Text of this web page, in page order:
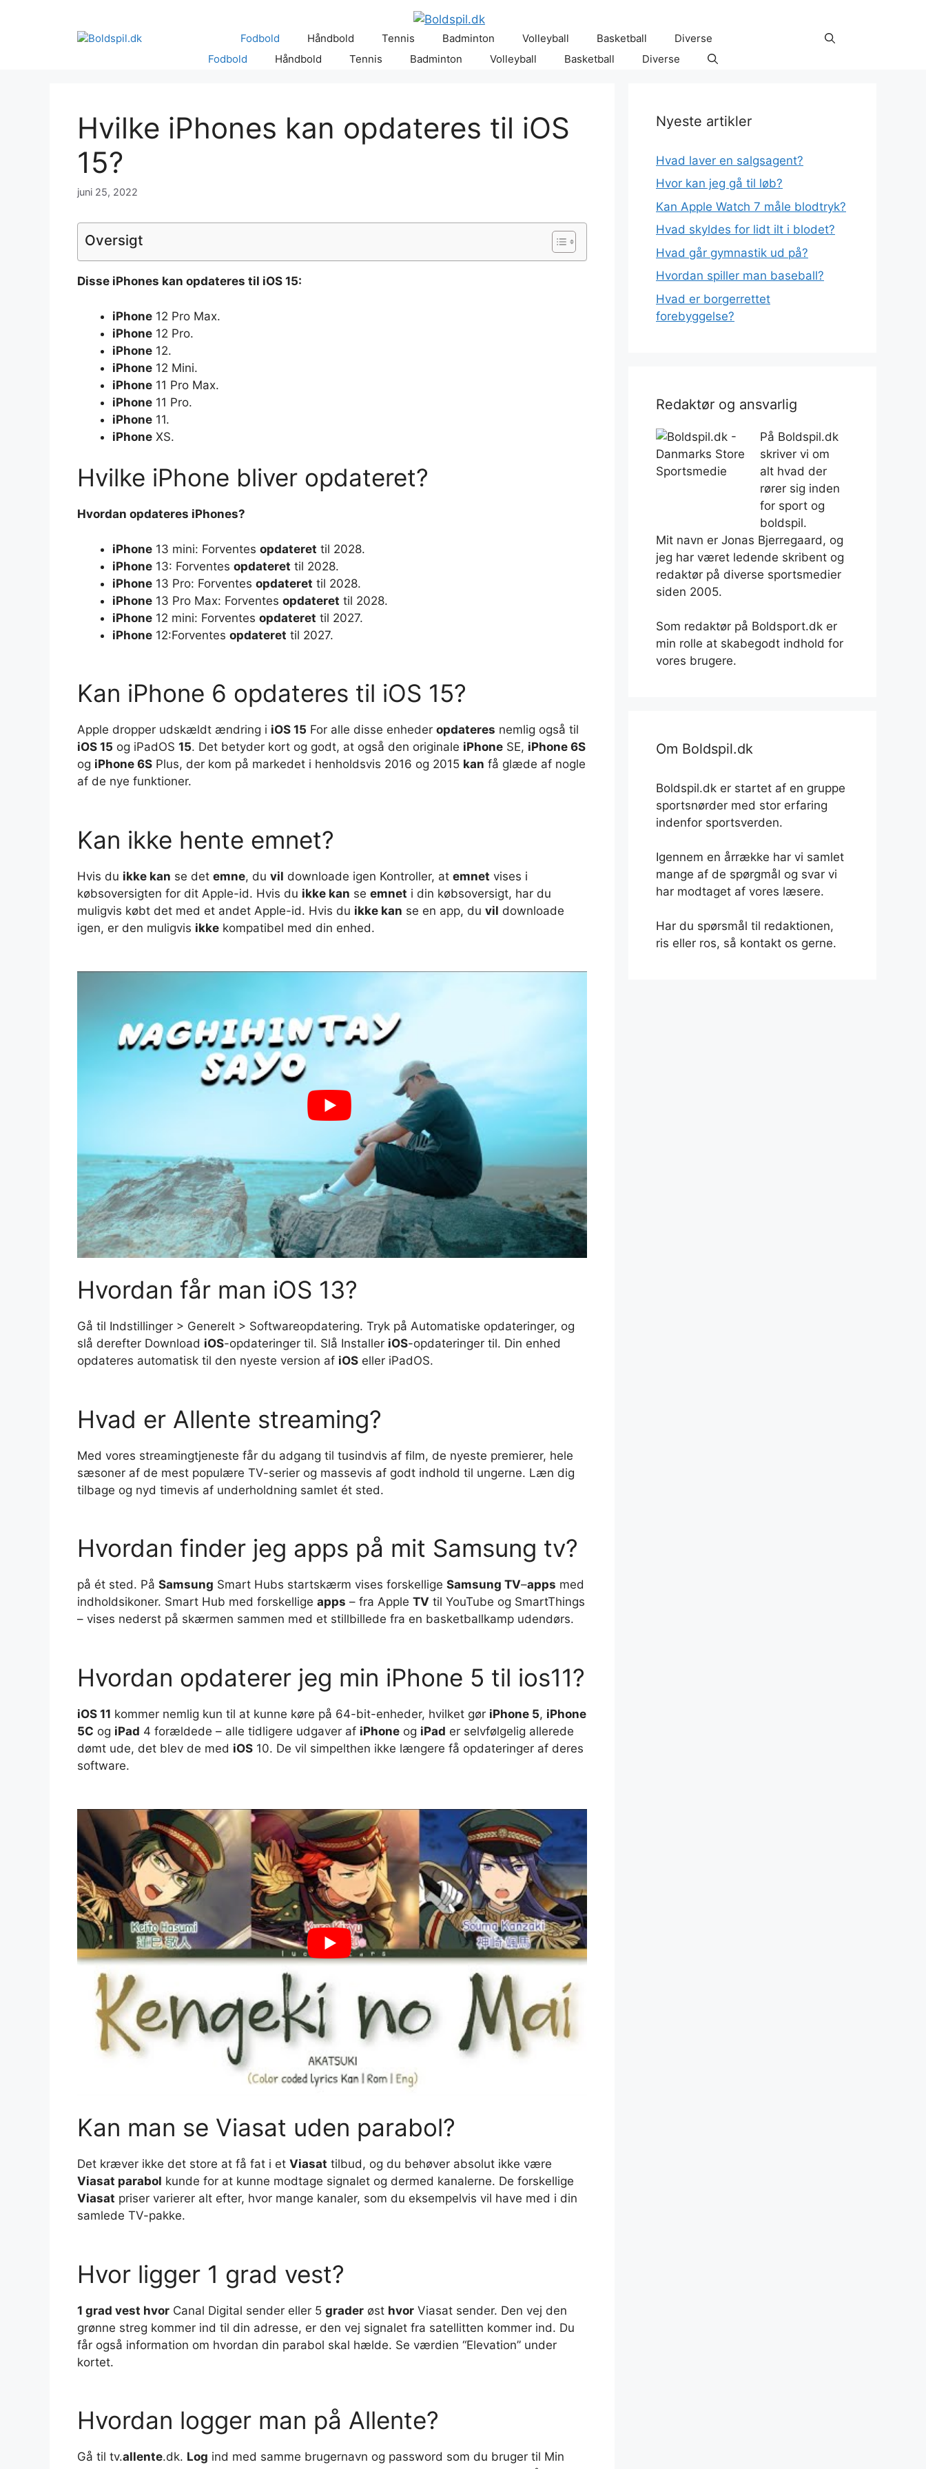
Fodbold Håndbold Tennis Badminton Volleyball Basketball
Diverse
Fodbold
Håndbold Tennis Badminton Volleyball Basketball Diverse
Hvilke iPhones kan opdateres til iOS
15?
juni 25, 2022
Oversigt
Disse iPhones kan opdateres til iOS 15:
iPhone 12 Pro Max.
iPhone 12 Pro.
iPhone 12.
iPhone 12 Mini.
iPhone 11 Pro Max.
iPhone 11 Pro.
iPhone 11.
iPhone‌ XS.
Hvilke iPhone bliver opdateret?
Hvordan opdateres iPhones?
iPhone 13 mini: Forventes opdateret til 2028.
iPhone 13: Forventes opdateret til 2028.
iPhone 13 Pro: Forventes opdateret til 2028.
iPhone 13 Pro Max: Forventes opdateret til 2028.
iPhone 12 mini: Forventes opdateret til 2027.
iPhone 12:Forventes opdateret til 2027.
Kan iPhone 6 opdateres til iOS 15?
Apple dropper udskældt ændring i iOS 15 For alle disse enheder opdateres nemlig også til
iOS 15 og iPadOS 15. Det betyder kort og godt, at også den originale iPhone SE, iPhone 6S
og iPhone 6S Plus, der kom på markedet i henholdsvis 2016 og 2015 kan få glæde af nogle
af de nye funktioner.
Kan ikke hente emnet?
Hvis du ikke kan se det emne, du vil downloade igen Kontroller, at emnet vises i
købsoversigten for dit Apple-id. Hvis du ikke kan se emnet i din købsoversigt, har du
muligvis købt det med et andet Apple-id. Hvis du ikke kan se en app, du vil downloade
igen, er den muligvis ikke kompatibel med din enhed.
Hvordan får man iOS 13?
Gå til Indstillinger > Generelt > Softwareopdatering. Tryk på Automatiske opdateringer, og
slå derefter Download iOS-opdateringer til. Slå Installer iOS-opdateringer til. Din enhed
opdateres automatisk til den nyeste version af iOS eller iPadOS.
Hvad er Allente streaming?
Med vores streamingtjeneste får du adgang til tusindvis af film, de nyeste premierer, hele
sæsoner af de mest populære TV-serier og massevis af godt indhold til ungerne. Læn dig
tilbage og nyd timevis af underholdning samlet ét sted.
Hvordan finder jeg apps på mit Samsung tv?
på ét sted. På Samsung Smart Hubs startskærm vises forskellige Samsung TV–apps med
indholdsikoner. Smart Hub med forskellige apps – fra Apple TV til YouTube og SmartThings
– vises nederst på skærmen sammen med et stillbillede fra en basketballkamp udendørs.
Hvordan opdaterer jeg min iPhone 5 til ios11?
iOS 11 kommer nemlig kun til at kunne køre på 64-bit-enheder, hvilket gør iPhone 5, iPhone
5C og iPad 4 forældede – alle tidligere udgaver af iPhone og iPad er selvfølgelig allerede
dømt ude, det blev de med iOS 10. De vil simpelthen ikke længere få opdateringer af deres
software.
Kan man se Viasat uden parabol?
Det kræver ikke det store at få fat i et Viasat tilbud, og du behøver absolut ikke være
Viasat parabol kunde for at kunne modtage signalet og dermed kanalerne. De forskellige
Viasat priser varierer alt efter, hvor mange kanaler, som du eksempelvis vil have med i din
samlede TV-pakke.
Hvor ligger 1 grad vest?
1 grad vest hvor Canal Digital sender eller 5 grader øst hvor Viasat sender. Den vej den
grønne streg kommer ind til din adresse, er den vej signalet fra satellitten kommer ind. Du
får også information om hvordan din parabol skal hælde. Se værdien “Elevation” under
kortet.
Hvordan logger man på Allente?
Gå til tv.allente.dk. Log ind med samme brugernavn og password som du bruger til Min
Nyeste artikler
Hvad laver en salgsagent?
Hvor kan jeg gå til løb?
Kan Apple Watch 7 måle blodtryk?
Hvad skyldes for lidt ilt i blodet?
Hvad går gymnastik ud på?
Hvordan spiller man baseball?
Hvad er borgerrettet
forebyggelse?
Redaktør og ansvarlig
På Boldspil.dk
skriver vi om
alt hvad der
rører sig inden
for sport og
boldspil.
Mit navn er Jonas Bjerregaard, og
jeg har været ledende skribent og
redaktør på diverse sportsmedier
siden 2005.
Som redaktør på Boldsport.dk er
min rolle at skabegodt indhold for
vores brugere.
Om Boldspil.dk
Boldspil.dk er startet af en gruppe
sportsnørder med stor erfaring
indenfor sportsverden.
Igennem en årrække har vi samlet
mange af de spørgmål og svar vi
har modtaget af vores læsere.
Har du spørsmål til redaktionen,
ris eller ros, så kontakt os gerne.